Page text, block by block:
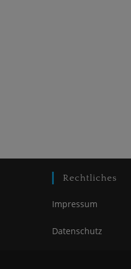
Rechtliches
Impressum
Datenschutz